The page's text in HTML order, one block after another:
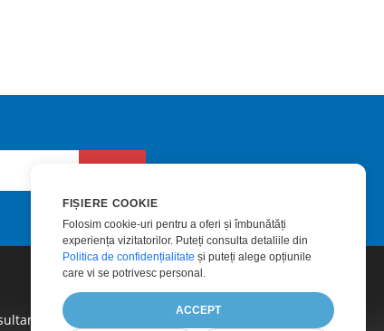
Plătită Despre Noi
FIȘIERE COOKIE
Folosim cookie-uri pentru a oferi și îmbunătăți
experiența vizitatorilor. Puteți consulta detaliile din
Politica de confidențialitate și puteți alege opțiunile
care vi se potrivesc personal.
ACCEPT